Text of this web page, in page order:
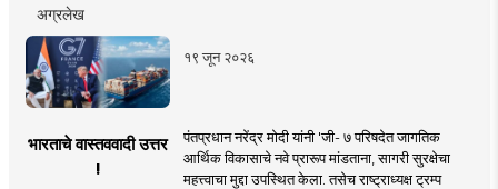
अग्रलेख
१९ जून २०२६
भारताचे वास्तववादी उत्तर
!
पंतप्रधान नरेंद्र मोदी यांनी 'जी- ७ परिषदेत जागतिक
आर्थिक विकासाचे नवे प्रारूप मांडताना, सागरी सुरक्षेचा
महत्त्वाचा मुद्दा उपस्थित केला. तसेच राष्ट्राध्यक्ष ट्रम्प